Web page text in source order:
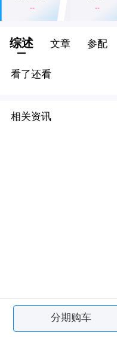
-- --
综述 文章 参配
看了还看
相关资讯
分期购车